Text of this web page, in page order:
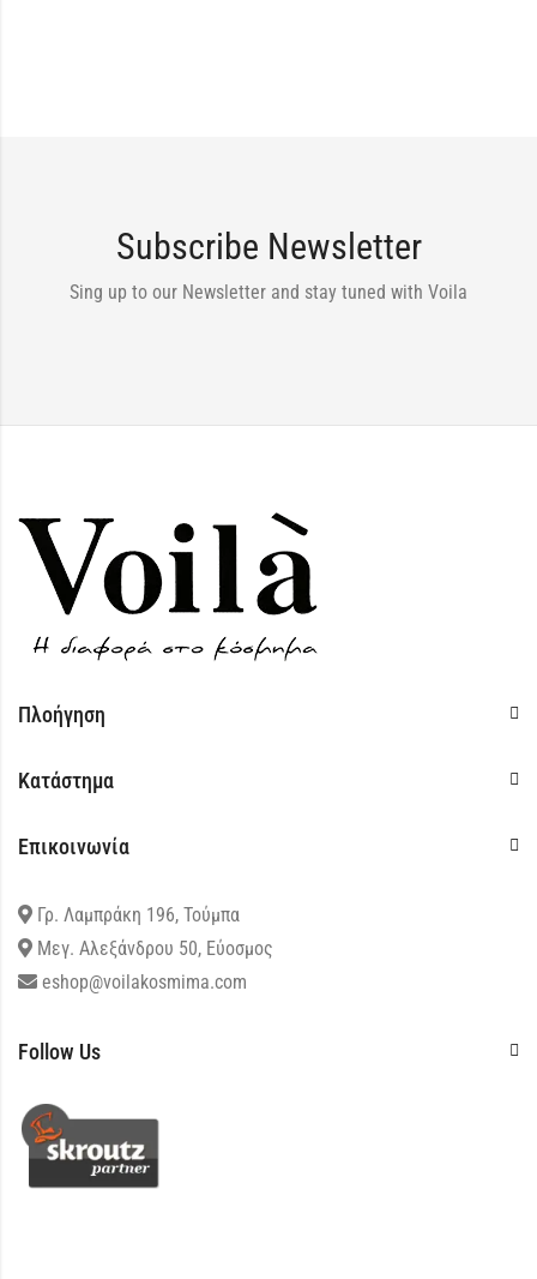
Subscribe Newsletter
Sing up to our Newsletter and stay tuned with Voila
Πλοήγηση
Κατάστημα
Επικοινωνία
Γρ. Λαμπράκη 196, Τούμπα
Μεγ. Αλεξάνδρου 50, Εύοσμος
eshop@voilakosmima.com
Follow Us